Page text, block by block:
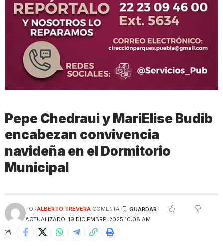
Pepe Chedraui y MariElise Budib
encabezan convivencia
navideña en el Dormitorio
Municipal
ACTUALIZADO: 19 DICIEMBRE, 2025 10:08 AM
PORALBERTO TREVERA COMENTA